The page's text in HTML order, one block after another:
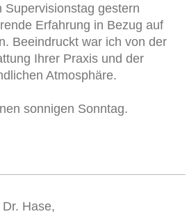
Supervisionstag gestern
Erfahrung in Bezug auf
Beeindruckt war ich von der
Ihrer Praxis und der
Atmosphäre.
sonnigen Sonntag.
Hase,